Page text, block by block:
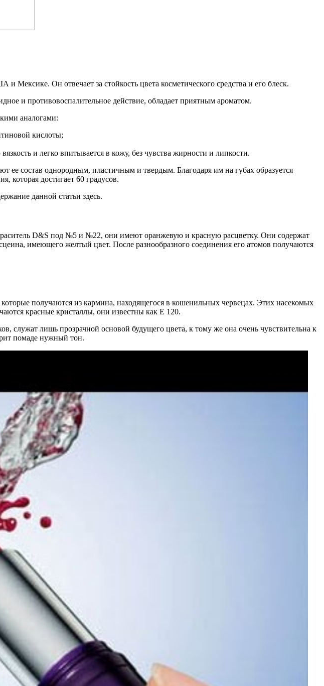
Мексике. Он отвечает за стойкость цвета косметического средства и его блеск.
и противовоспалительное действие, обладает приятным ароматом.
аналогами:
кислоты;
и легко впитывается в кожу, без чувства жирности и липкости.
состав однородным, пластичным и твердым. Благодаря им на губах образуется
которая достигает 60 градусов.
данной статьи здесь.
D&S под №5 и №22, они имеют оранжевую и красную расцветку. Они содержат
имеющего желтый цвет. После разнообразного соединения его атомов получаются
получаются из кармина, находящегося в кошенильных червецах. Этих насекомых
красные кристаллы, они известны как Е 120.
лишь прозрачной основой будущего цвета, к тому же она очень чувствительна к
помаде нужный тон.